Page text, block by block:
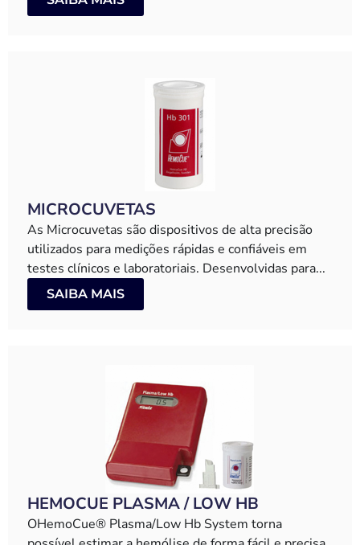
MICROCUVETAS
As Microcuvetas são dispositivos de alta precisão
utilizados para medições rápidas e confiáveis em
testes clínicos e laboratoriais. Desenvolvidas para...
SAIBA MAIS
HEMOCUE PLASMA / LOW HB
OHemoCue® Plasma/Low Hb System torna